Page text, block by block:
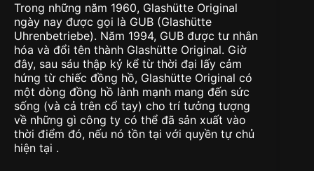
Trong những năm 1960, Glashütte Original
ngày nay được gọi là GUB (Glashütte
Uhrenbetriebe). Năm 1994, GUB được tư nhân
hóa và đổi tên thành Glashütte Original. Giờ
đây, sau sáu thập kỷ kể từ thời đại lấy cảm
hứng từ chiếc đồng hồ, Glashütte Original có
một dòng đồng hồ lành mạnh mang đến sức
sống (và cả trên cổ tay) cho trí tưởng tượng
về những gì công ty có thể đã sản xuất vào
thời điểm đó, nếu nó tồn tại với quyền tự chủ
hiện tại .